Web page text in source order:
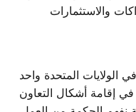
والاستثمارات
الولايات المتحدة واحد
إقامة أشكال التعاون